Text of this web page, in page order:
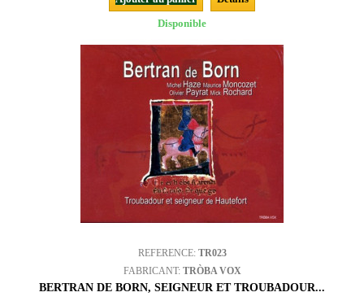
Disponible
REFERENCE: TR023
FABRICANT: TRÒBA VOX
BERTRAN DE BORN, SEIGNEUR ET TROUBADOUR...